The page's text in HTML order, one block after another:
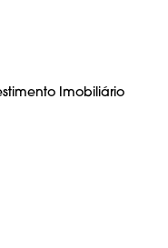
Imobiliário